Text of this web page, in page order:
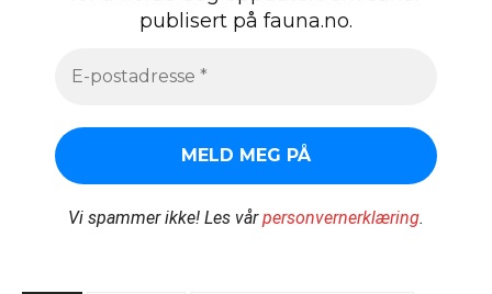
publisert på fauna.no.
Vi spammer ikke! Les vårpersonvernerklæring.